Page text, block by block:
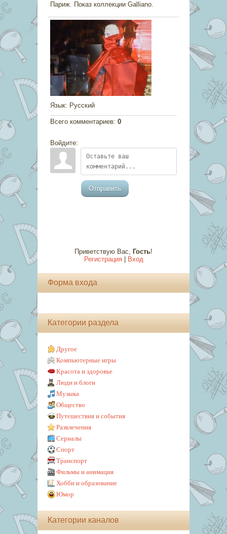
Париж. Показ коллекции Galliano.
Язык: Русский
Всего комментариев: 0
Войдите:
Отправить
Приветствую Вас, Гость!
Регистрация| Вход
Форма входа
Категории раздела
Другое
Компьютерные игры
Красота и здоровье
Люди и блоги
Музыка
Общество
Путешествия и события
Развлечения
Сериалы
Спорт
Транспорт
Фильмы и анимация
Хобби и образование
Юмор
Категории каналов